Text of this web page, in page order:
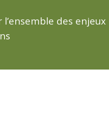
des enjeux